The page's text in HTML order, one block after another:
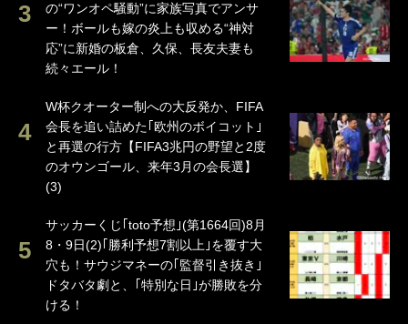
の“ワンオペ騒動”に家族写真でアンサ
ー！ボールも嫁の炎上も収める“神対
応”に新婚の板倉、久保、長友夫妻も
続々エール！
W杯クオーター制への大反発か、FIFA
会長を追い詰めた｢欧州のボイコット｣
と再選の行方【FIFA3兆円の野望と2度
のオウンゴール、来年3月の会長選】
(3)
サッカーくじ｢toto予想｣(第1664回)8月
8・9日(2)｢勝利予想7割以上｣を覆す大
穴も！サウジマネーの｢監督引き抜き｣
ドタバタ劇と、｢特別な日｣が勝敗を分
ける！